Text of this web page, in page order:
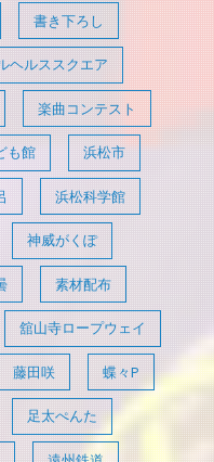
書き下ろし
ヘルススクエア
楽曲コンテスト
も館 浜松市
浜松科学館
神威がくぽ
素材配布
舘山寺ロープウェイ
藤田咲 蝶々P
足太ぺんた